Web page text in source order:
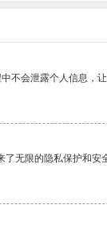
不会泄露个人信息，让
无限的隐私保护和安